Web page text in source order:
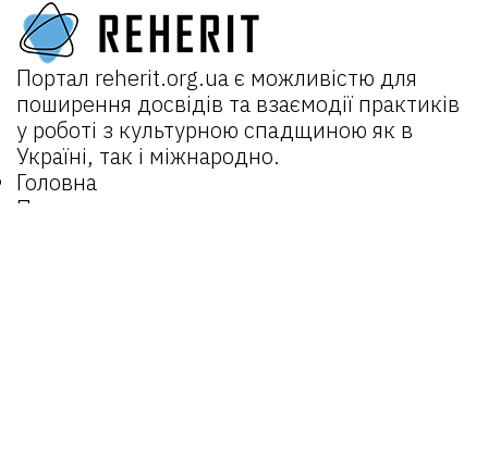
Портал reherit.org.uaє можливістю для
поширення досвідів та взаємодії практиків
у роботі з культурною спадщиною як в
Україні, так і міжнародно.
Головна
Про портал